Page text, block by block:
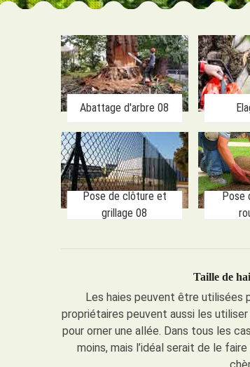
Abattage d'arbre 08
Pose de clôture et
grillage 08
Pose
Taille de
Les haies peuvent être
propriétaires peuvent aussi les
pour orner une allée. Dans tous les
moins, mais l’idéal serait de le